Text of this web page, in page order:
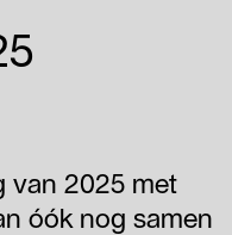
van 2025 met
óók nog samen